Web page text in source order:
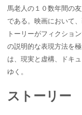
馬老人の１０数年間の
である。映画において
トーリーがフィクショ
の説明的な表現方法を
は、現実と虚構、ドキ
ゆく。
ストーリー